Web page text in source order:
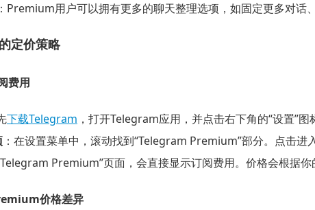
Premium用户可以拥有更多的聊天整理选项，如固定更多对话
定价策略
费用
下载Telegram ，打开Telegram应用，并点击右下角的“设置”
：在设置菜单中，滚动找到“Telegram Premium”部分。点击
Premium”页面，会直接显示订阅费用。价格会根据
价格差异